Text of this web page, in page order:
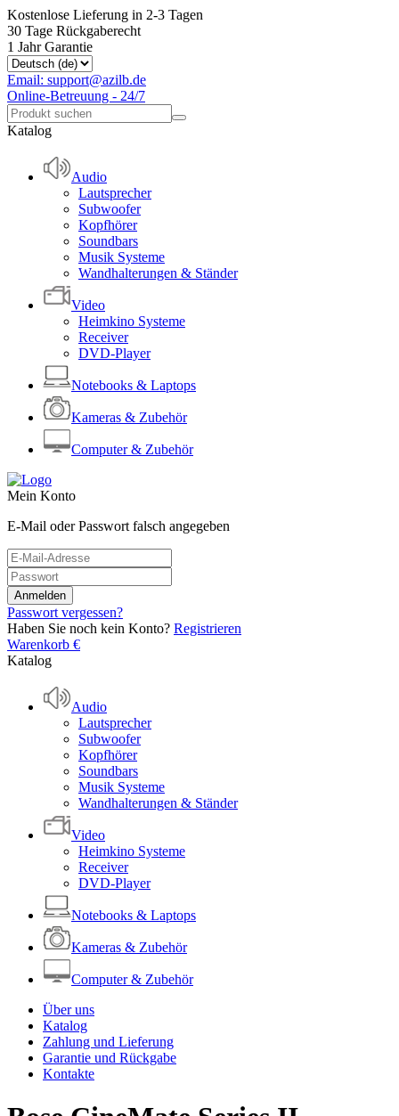
Kostenlose Lieferung in 2-3 Tagen
30 Tage Rückgaberecht
1 Jahr Garantie
Email: support@azilb.de
Online-Betreuung - 24/7
Katalog
Audio
Lautsprecher
Subwoofer
Kopfhörer
Soundbars
Musik Systeme
Wandhalterungen & Ständer
Video
Heimkino Systeme
Receiver
DVD-Player
Notebooks & Laptops
Kameras & Zubehör
Computer & Zubehör
Mein Konto
E-Mail oder Passwort falsch angegeben
Passwort vergessen?
Haben Sie noch kein Konto? Registrieren
Warenkorb €
Katalog
Audio
Lautsprecher
Subwoofer
Kopfhörer
Soundbars
Musik Systeme
Wandhalterungen & Ständer
Video
Heimkino Systeme
Receiver
DVD-Player
Notebooks & Laptops
Kameras & Zubehör
Computer & Zubehör
Über uns
Katalog
Zahlung und Lieferung
Garantie und Rückgabe
Kontakte